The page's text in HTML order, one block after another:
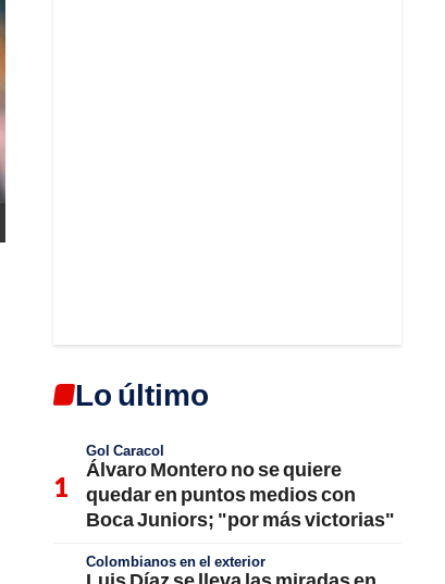
Lo último
Gol Caracol
Álvaro Montero no se quiere
quedar en puntos medios con
Boca Juniors; "por más victorias"
Colombianos en el exterior